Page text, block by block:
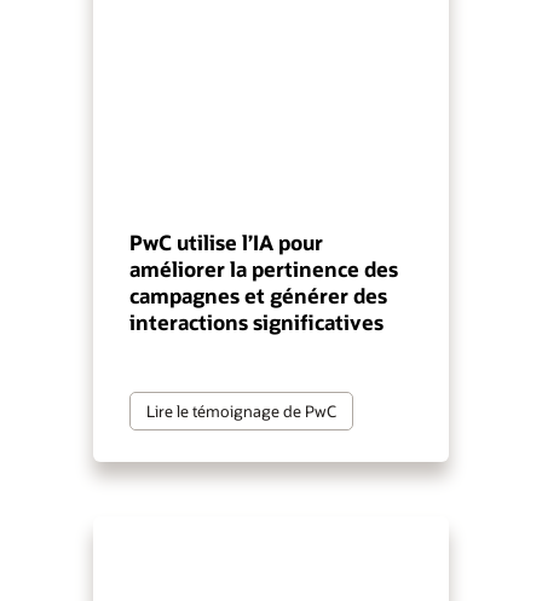
PwC utilise l’IA pour
améliorer la pertinence des
campagnes et générer des
interactions significatives
Lire le témoignage de PwC